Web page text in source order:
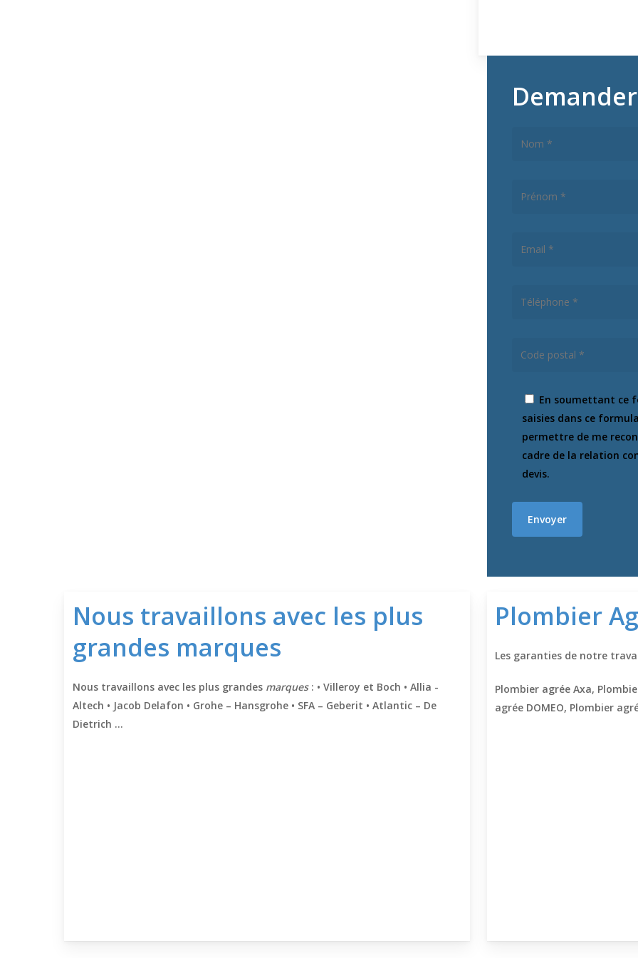
En soumettant ce
saisies dans ce
permettre de me
cadre de la relation
devis.
Nous travaillons avec les plus
grandes marques
Nous travaillons avec les plus grandes marques: • Villeroy et Boch • Allia -
Altech • Jacob Delafon • Grohe – Hansgrohe • SFA – Geberit • Atlantic – De
Dietrich …
Plombier
Les garanties de notre
Plombier agrée Axa,
agrée DOMEO, Plombier